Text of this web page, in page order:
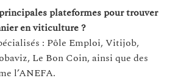
plateformes pour trouver
en viticulture ?
: Pôle Emploi, Vitijob,
Le Bon Coin, ainsi que des
l’ANEFA.